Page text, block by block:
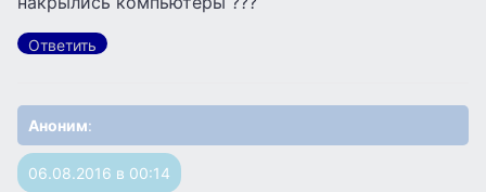
Ответить
Аноним:
06.08.2016 в 00:14